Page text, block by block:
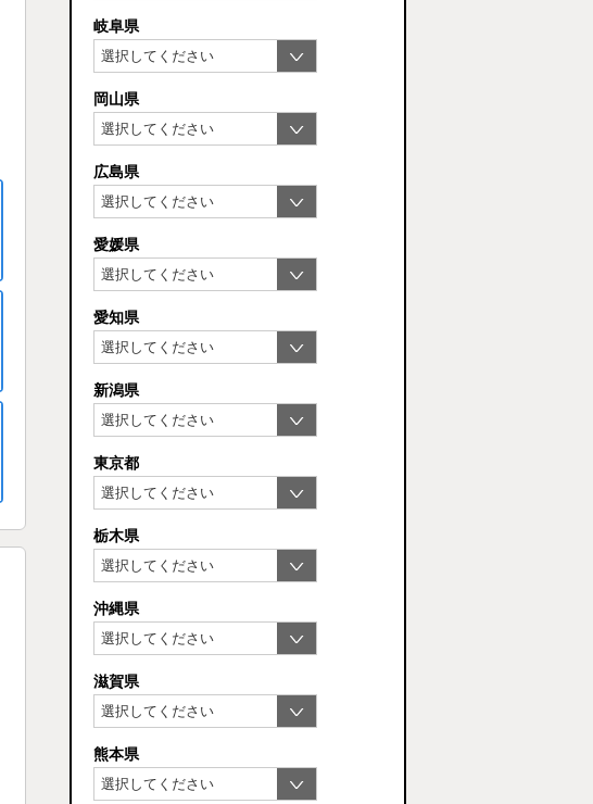
岐阜県
岡山県
広島県
愛媛県
愛知県
新潟県
東京都
栃木県
沖縄県
滋賀県
熊本県